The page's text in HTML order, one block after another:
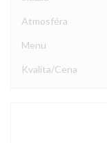
Atmosféra
Menu
Kvalita/Cena